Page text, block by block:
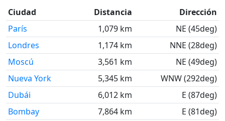
Ciudad Distancia
Dirección
París
1,079 km
NE (45deg)
Londres
1,174 km
NNE (28deg)
Moscú
3,561 km
NE (49deg)
Nueva York
5,345 km
WNW (292deg)
Dubái
6,012 km
E (87deg)
Bombay
7,864 km E (81deg)